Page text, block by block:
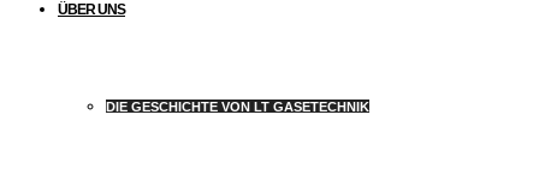
ÜBER UNS
DIE GESCHICHTE VON LT GASETECHNIK